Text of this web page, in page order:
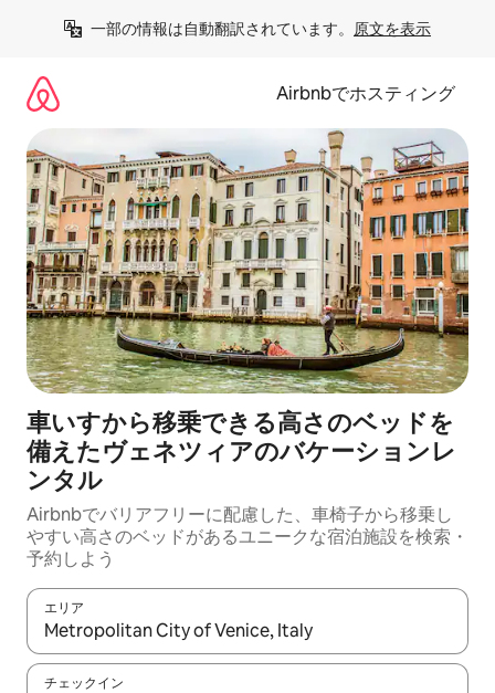
一部の情報は自動翻訳されています。 原文を表示
Airbnbでホスティング
車いすから移乗できる高さのベッドを
備えたヴェネツィアのバケーションレ
ンタル
Airbnbでバリアフリーに配慮した、車椅子から移乗し
やすい高さのベッドがあるユニークな宿泊施設を検索・
予約しよう
エリア
検索結果が表示されたら、上下の矢印キーを使って移動するか
チェックイン